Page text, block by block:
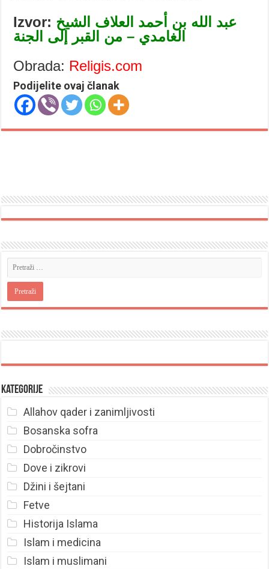
Izvor: عبد الله بن أحمد العلاف الشيخ
الغامدي – من القبر إلى الجنة
Obrada: Religis.com
Podijelite ovaj članak
Kategorije
Allahov qader i zanimljivosti
Bosanska sofra
Dobročinstvo
Dove i zikrovi
Džini i šejtani
Fetve
Historija Islama
Islam i medicina
Islam i muslimani